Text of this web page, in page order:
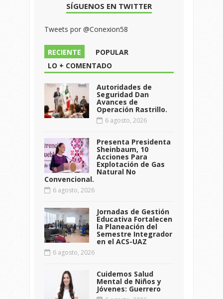
SÍGUENOS EN TWITTER
Tweets por @Conexion58
RECIENTE
POPULAR
LO + COMENTADO
Autoridades de
Seguridad Dan
Avances de
Operación Rastrillo.
6 agosto, 2026
Presenta Presidenta
Sheinbaum, 10
Acciones Para
Explotación de Gas
Natural No
Convencional.
6 agosto, 2026
Jornadas de Gestión
Educativa Fortalecen
la Planeación del
Semestre Integrador
en el ACS-UAZ
6 agosto, 2026
Cuidemos Salud
Mental de Niños y
Jóvenes: Guerrero